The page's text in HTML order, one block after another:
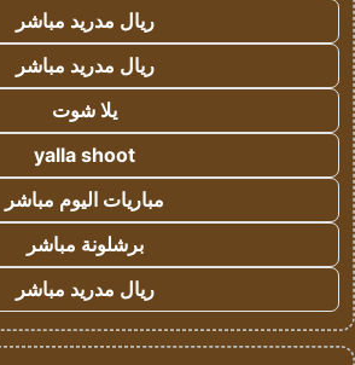
ريال مدريد مباشر
ريال مدريد مباشر
يلا شوت
yalla shoot
مباريات اليوم مباشر
برشلونة مباشر
ريال مدريد مباشر